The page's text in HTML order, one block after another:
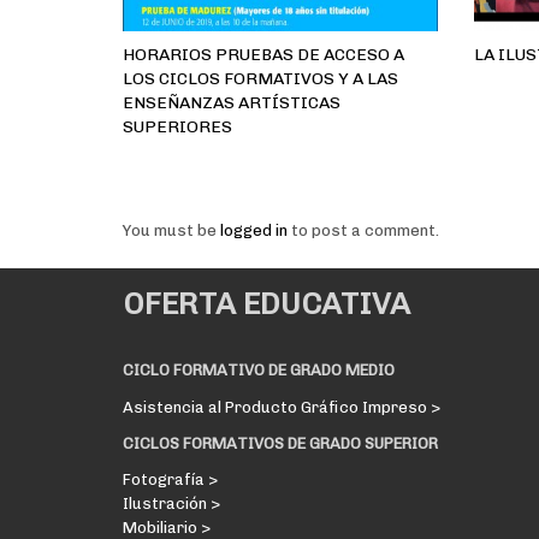
HORARIOS PRUEBAS DE ACCESO A
LOS CICLOS FORMATIVOS Y A LAS
ENSEÑANZAS ARTÍSTICAS
SUPERIORES
LA
You must be logged in to post a comment.
OFERTA EDUCATIVA
CICLO FORMATIVO DE GRADO MEDIO
Asistencia al Producto Gráfico Impreso >
CICLOS FORMATIVOS DE GRADO SUPERIOR
Fotografía >
Ilustración >
Mobiliario >